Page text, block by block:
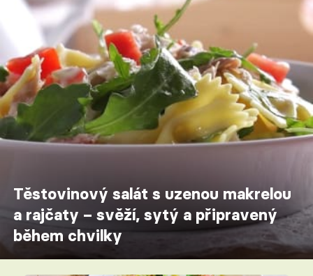
Těstovinový salát s uzenou makrelou
a rajčaty – svěží, sytý a připravený
během chvilky